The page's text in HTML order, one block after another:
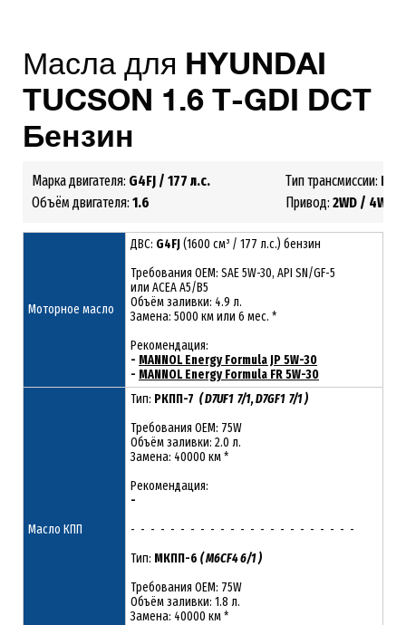
Масла для HYUNDAI
TUCSON 1.6 T-GDI DCT
Бензин
Марка двигателя: G4FJ / 177 л.с.
Объём двигателя: 1.6
Тип трансмиссии:
Привод: 2WD / 4WD
Моторное масло
ДВС: G4FJ(1600 см³ / 177 л.с.) бензин
Требования ОЕМ: SAE 5W-30, API SN/GF-5
или ACEA A5/B5
Объём заливки: 4.9 л.
Замена: 5000 км или 6 мес. *
Рекомендация:
- MANNOL Energy Formula JP 5W-30
- MANNOL Energy Formula FR 5W-30
Масло КПП
Тип: РКПП-7 ( D7UF1 7/1, D7GF1 7/1 )
Требования OEM: 75W
Объём заливки: 2.0 л.
Замена: 40000 км *
Рекомендация:
-
- - - - - - - - - - - - - - - - - - - - - - -
Тип: МКПП-6 ( M6CF4 6/1 )
Требования OEM: 75W
Объём заливки: 1.8 л.
Замена: 40000 км *